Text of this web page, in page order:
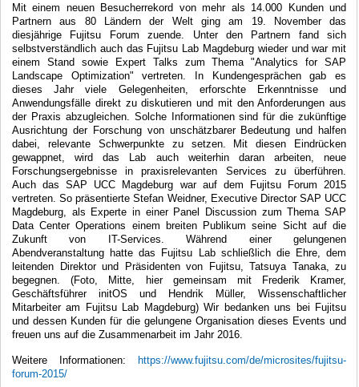
Mit einem neuen Besucherrekord von mehr als 14.000 Kunden und
Partnern aus 80 Ländern der Welt ging am 19. November das
diesjährige Fujitsu Forum zuende. Unter den Partnern fand sich
selbstverständlich auch das Fujitsu Lab Magdeburg wieder und war mit
einem Stand sowie Expert Talks zum Thema "Analytics for SAP
Landscape Optimization" vertreten. In Kundengesprächen gab es
dieses Jahr viele Gelegenheiten, erforschte Erkenntnisse und
Anwendungsfälle direkt zu diskutieren und mit den Anforderungen aus
der Praxis abzugleichen. Solche Informationen sind für die zukünftige
Ausrichtung der Forschung von unschätzbarer Bedeutung und halfen
dabei, relevante Schwerpunkte zu setzen. Mit diesen Eindrücken
gewappnet, wird das Lab auch weiterhin daran arbeiten, neue
Forschungsergebnisse in praxisrelevanten Services zu überführen.
Auch das SAP UCC Magdeburg war auf dem Fujitsu Forum 2015
vertreten. So präsentierte Stefan Weidner, Executive Director SAP UCC
Magdeburg, als Experte in einer Panel Discussion zum Thema SAP
Data Center Operations einem breiten Publikum seine Sicht auf die
Zukunft von IT-Services. Während einer gelungenen
Abendveranstaltung hatte das Fujitsu Lab schließlich die Ehre, dem
leitenden Direktor und Präsidenten von Fujitsu, Tatsuya Tanaka, zu
begegnen. (Foto, Mitte, hier gemeinsam mit Frederik Kramer,
Geschäftsführer initOS und Hendrik Müller, Wissenschaftlicher
Mitarbeiter am Fujitsu Lab Magdeburg) Wir bedanken uns bei Fujitsu
und dessen Kunden für die gelungene Organisation dieses Events und
freuen uns auf die Zusammenarbeit im Jahr 2016.
Weitere Informationen:
https://www.fujitsu.com/de/microsites/fujitsu-
forum-2015/